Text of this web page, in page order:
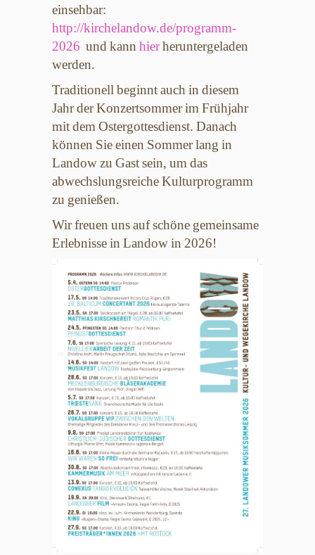
einsehbar:
http://kirchelandow.de/programm-
2026 und kann hierheruntergeladen
werden.
Traditionell beginnt auch in diesem
Jahr der Konzertsommer im Frühjahr
mit dem Ostergottesdienst. Danach
können Sie einen Sommer lang in
Landow zu Gast sein, um das
abwechslungsreiche Kulturprogramm
zu genießen.
Wir freuen uns auf schöne gemeinsame
Erlebnisse in Landow in 2026!